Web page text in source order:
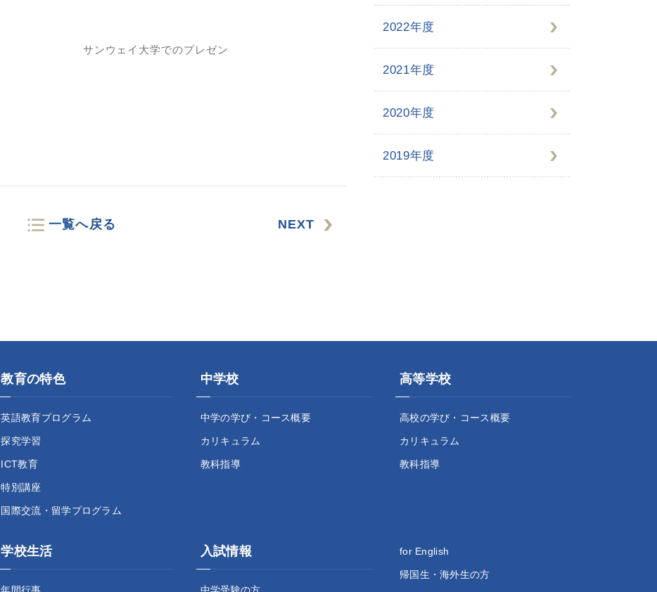
サンウェイ大学でのプレゼン
一覧へ戻る NEXT
2022年度
2021年度
2020年度
2019年度
教育の特色
英語教育プログラム
探究学習
ICT教育
特別講座
国際交流・留学プログラム
中学校
中学の学び・コース概要
カリキュラム
教科指導
高等学校
高校の学び・コース概要
カリキュラム
教科指導
学校生活 入試情報 for English
帰国生・海外生の方